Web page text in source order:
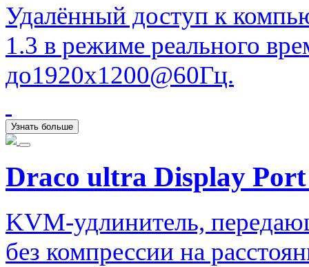
Удалённый доступ к
1.3 в режиме реального
до1920x1200@60Гц.
Узнать больше
Draco ultra Display Port
KVM-удлинитель,
без компрессии на